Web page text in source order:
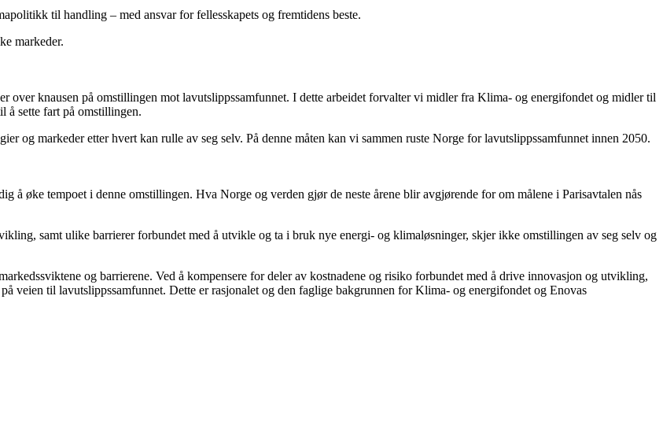
til handling – med ansvar for fellesskapets og fremtidens beste.
markeder.
knausen på omstillingen mot lavutslippssamfunnet. I dette arbeidet forvalter vi midler fra Klima- og energifondet og midler til
å sette fart på omstillingen.
og markeder etter hvert kan rulle av seg selv. På denne måten kan vi sammen ruste Norge for lavutslippssamfunnet innen 2050.
å øke tempoet i denne omstillingen. Hva Norge og verden gjør de neste årene blir avgjørende for om målene i Parisavtalen nås
samt ulike barrierer forbundet med å utvikle og ta i bruk nye energi- og klimaløsninger, skjer ikke omstillingen av seg selv og
og barrierene. Ved å kompensere for deler av kostnadene og risiko forbundet med å drive innovasjon og utvikling,
veien til lavutslippssamfunnet. Dette er rasjonalet og den faglige bakgrunnen for Klima- og energifondet og Enovas